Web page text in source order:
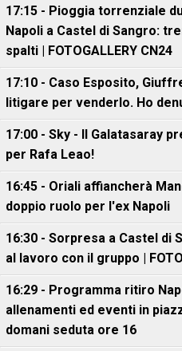
17:15 - Pioggia torrenziale
Napoli a Castel di Sangro:
spalti | FOTOGALLERY CN24
17:10 - Caso Esposito,
litigare per venderlo. Ho
17:00 - Sky - Il Galatasaray
per Rafa Leao!
16:45 - Oriali affiancherà
doppio ruolo per l'ex Napoli
16:30 - Sorpresa a Castel di
al lavoro con il gruppo |
16:29 - Programma ritiro
allenamenti ed eventi in
domani seduta ore 16